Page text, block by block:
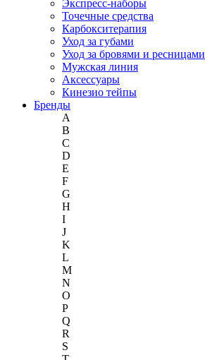
Экспресс-наборы
Точечные средства
Карбокситерапия
Уход за губами
Уход за бровями и ресницами
Мужская линия
Аксессуары
Кинезио тейпы
Бренды
A
B
C
D
E
F
G
H
I
J
K
L
M
N
O
P
Q
R
S